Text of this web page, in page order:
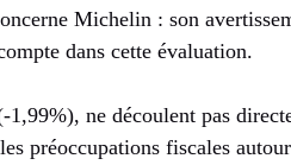
Michelin : son
dans cette évaluation.
ne découlent pas
préoccupations fiscales